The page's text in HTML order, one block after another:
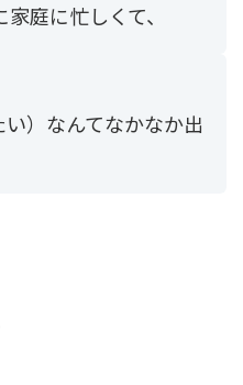
庭に忙しくて、
）なんてなかなか出